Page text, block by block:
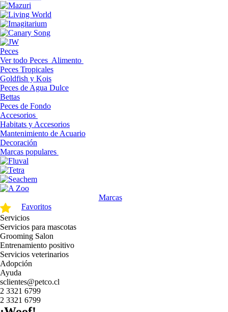
Peces
Ver todo Peces Alimento
Peces Tropicales
Goldfish y Kois
Peces de Agua Dulce
Bettas
Peces de Fondo
Accesorios
Habitats y Accesorios
Mantenimiento de Acuario
Decoración
Marcas populares
Marcas
Favoritos
Servicios
Servicios para mascotas
Grooming Salon
Entrenamiento positivo
Servicios veterinarios
Adopción
Ayuda
sclientes@petco.cl
2 3321 6799
2 3321 6799